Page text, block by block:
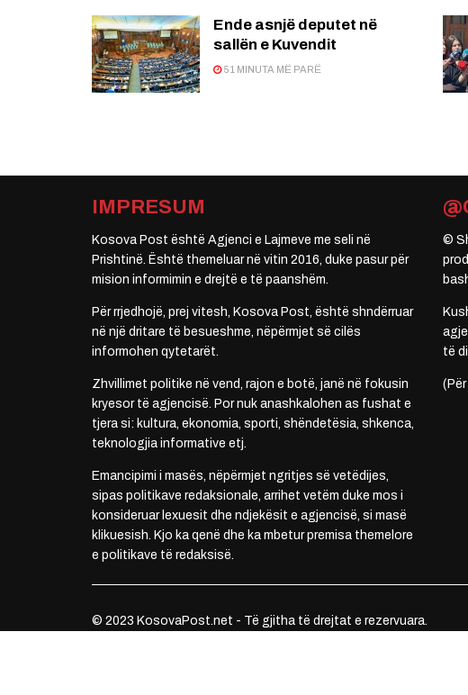
Ende asnjë deputet në
sallën e Kuvendit
51 MINUTA MË PARË
IMPRESUM
Kosova Post është Agjenci e Lajmeve me seli në
Prishtinë. Është themeluar në vitin 2016, duke pasur për
mision informimin e drejtë e të paanshëm.
Për rrjedhojë, prej vitesh, Kosova Post, është shndërruar
në një dritare të besueshme, nëpërmjet së cilës
informohen qytetarët.
Zhvillimet politike në vend, rajon e botë, janë në fokusin
kryesor të agjencisë. Por nuk anashkalohen as fushat e
tjera si: kultura, ekonomia, sporti, shëndetësia, shkenca,
teknologjia informative etj.
Emancipimi i masës, nëpërmjet ngritjes së vetëdijes,
sipas politikave redaksionale, arrihet vetëm duke mos i
konsideruar lexuesit dhe ndjekësit e agjencisë, si masë
klikuesish. Kjo ka qenë dhe ka mbetur premisa themelore
e politikave të redaksisë.
©
të
© 2023 KosovaPost.net - Të gjitha të drejtat e rezervuara.